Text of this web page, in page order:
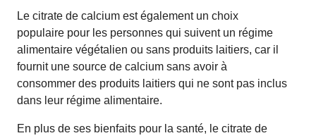
Le citrate de calcium est également un choix
populaire pour les personnes qui suivent un régime
alimentaire végétalien ou sans produits laitiers, car il
fournit une source de calcium sans avoir à
consommer des produits laitiers qui ne sont pas inclus
dans leur régime alimentaire.
En plus de ses bienfaits pour la santé, le citrate de